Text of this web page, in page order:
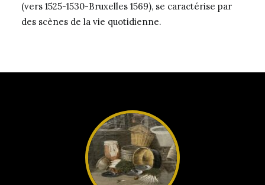
(vers 1525-1530-Bruxelles 1569), se caractérise par
des scènes de la vie quotidienne.